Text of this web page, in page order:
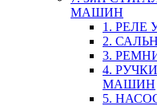
МАШИН
1. РЕЛЕ
2.
3.
4.
МАШИН
5.